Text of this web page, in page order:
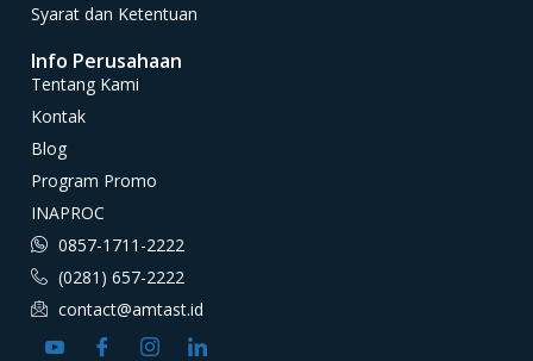
Syarat dan Ketentuan
Info Perusahaan
Tentang Kami
Kontak
Blog
Program Promo
INAPROC
0857-1711-2222
(0281) 657-2222
contact@amtast.id